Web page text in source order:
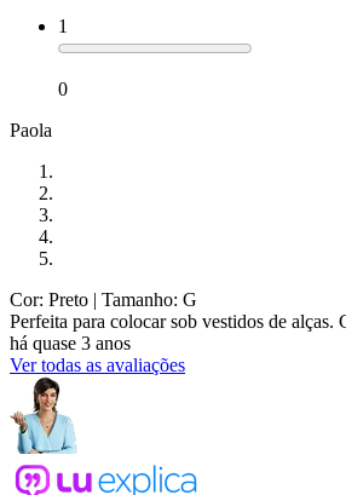
1
0
Paola
Cor: Preto | Tamanho: G
Perfeita para colocar sob vestidos de alças.
há quase 3 anos
Ver todas as avaliações